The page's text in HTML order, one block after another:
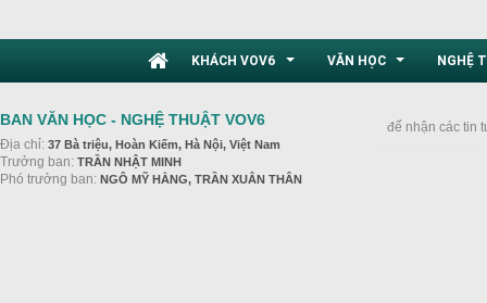
KHÁCH VOV6 VĂN HỌC NGHỆ
BAN VĂN HỌC - NGHỆ THUẬT VOV6
Địa chỉ: 37 Bà triệu, Hoàn Kiếm, Hà Nội, Việt Nam
Trưởng ban: TRẦN NHẬT MINH
Phó trưởng ban: NGÔ MỸ HẰNG, TRẦN XUÂN THÂN
để nhận các tin